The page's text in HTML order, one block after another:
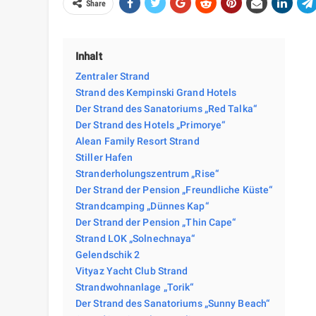
Share
Inhalt
Zentraler Strand
Strand des Kempinski Grand Hotels
Der Strand des Sanatoriums „Red Talka“
Der Strand des Hotels „Primorye“
Alean Family Resort Strand
Stiller Hafen
Stranderholungszentrum „Rise“
Der Strand der Pension „Freundliche Küste“
Strandcamping „Dünnes Kap“
Der Strand der Pension „Thin Cape“
Strand LOK „Solnechnaya“
Gelendschik 2
Vityaz Yacht Club Strand
Strandwohnanlage „Torik“
Der Strand des Sanatoriums „Sunny Beach“